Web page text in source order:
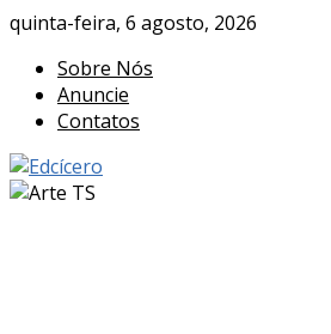
quinta-feira, 6 agosto, 2026
Sobre Nós
Anuncie
Contatos